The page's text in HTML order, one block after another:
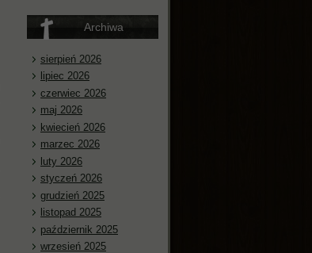
Archiwa
sierpień 2026
lipiec 2026
czerwiec 2026
maj 2026
kwiecień 2026
marzec 2026
luty 2026
styczeń 2026
grudzień 2025
listopad 2025
październik 2025
wrzesień 2025